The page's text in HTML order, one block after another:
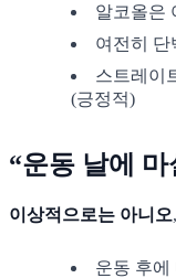
알코올은
여전히 단
스트레이
(긍정적)
“운동 날에
이상적으로는 아니오
운동 후에